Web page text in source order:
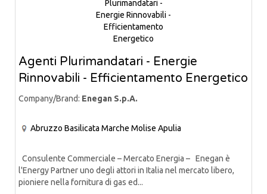
Agenti Plurimandatari - Energie
Rinnovabili - Efficientamento Energetico
Company/Brand: Enegan S.p.A.
Abruzzo Basilicata Marche Molise Apulia
Consulente Commerciale – Mercato Energia – Enegan è
l'Energy Partner uno degli attori in Italia nel mercato libero,
pioniere nella fornitura di gas ed...